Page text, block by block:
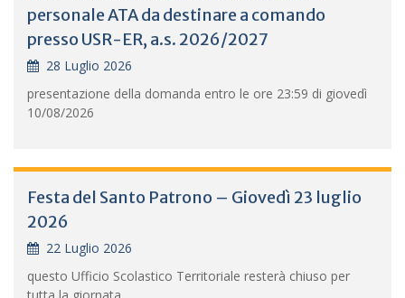
personale ATA da destinare a comando
presso USR-ER, a.s. 2026/2027
28 Luglio 2026
presentazione della domanda entro le ore 23:59 di giovedì
10/08/2026
Festa del Santo Patrono – Giovedì 23 luglio
2026
22 Luglio 2026
questo Ufficio Scolastico Territoriale resterà chiuso per